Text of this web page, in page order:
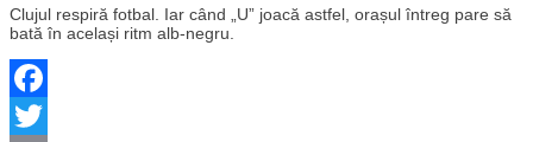
Clujul respiră fotbal. Iar când „U” joacă astfel, orașul întreg pare să
bată în același ritm alb-negru.
Facebook